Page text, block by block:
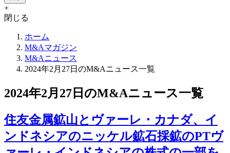
+
閉じる
ホーム
M&Aマガジン
M&Aニュース
2024年2月27日のM&Aニュース一覧
2024年2月27日のM&Aニュース一覧
住友金属鉱山とヴァーレ・カナダ、イ
ンドネシアのニッケル鉱石採鉱のPTヴ